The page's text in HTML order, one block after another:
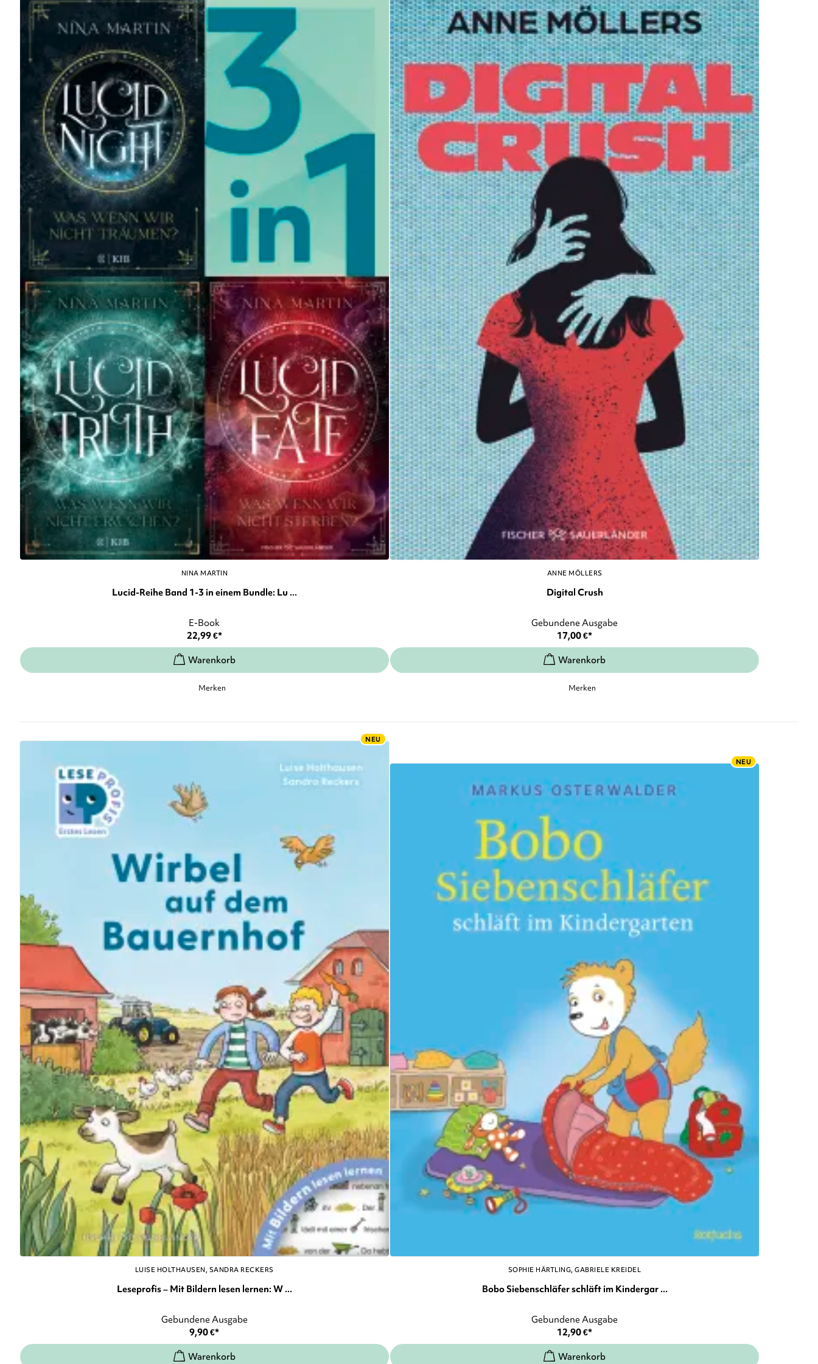
NINA MARTIN
Lucid-Reihe Band 1-3 in einem Bundle: Lu ...
E-Book
22,99€*
Merken
ANNE MÖLLERS
Digital Crush
Gebundene Ausgabe
17,00€*
Merken
NEU
LUISE HOLTHAUSEN SANDRA RECKERS
Leseprofis – Mit Bildern lesen lernen: W ...
Gebundene Ausgabe
9,90€*
NEU
SOPHIE HÄRTLING GABRIELE KREIDEL
Bobo Siebenschläfer schläft im Kindergar ...
Gebundene Ausgabe
12,90€*